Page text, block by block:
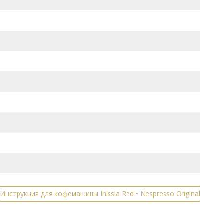
Инструкция для кофемашины Inissia Red • Nespresso Original